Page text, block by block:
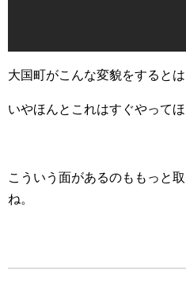
大国町がこんな変貌をすると
いやほんとこれはすぐやってほ
こういう面があるのももっと
ね。